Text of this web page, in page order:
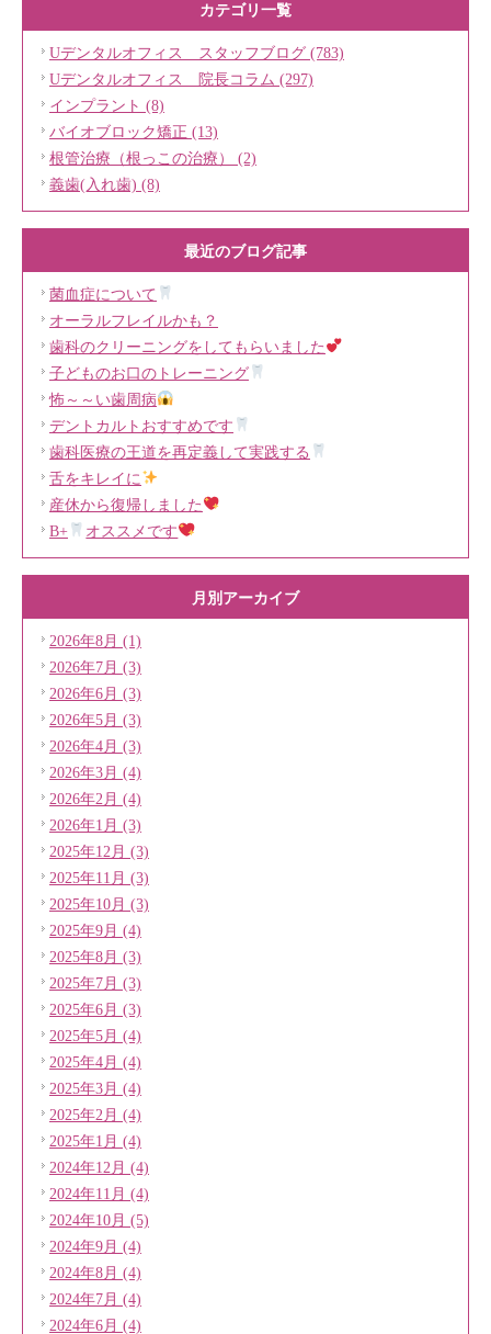
カテゴリ一覧
Uデンタルオフィス スタッフブログ (783)
Uデンタルオフィス 院長コラム (297)
インプラント (8)
バイオブロック矯正 (13)
根管治療（根っこの治療） (2)
義歯(入れ歯) (8)
最近のブログ記事
菌血症について
オーラルフレイルかも？
歯科のクリーニングをしてもらいました
子どものお口のトレーニング
怖～～い歯周病
デントカルトおすすめです
歯科医療の王道を再定義して実践する
舌をキレイに
産休から復帰しました
B+
オススメです
月別アーカイブ
2026年8月 (1)
2026年7月 (3)
2026年6月 (3)
2026年5月 (3)
2026年4月 (3)
2026年3月 (4)
2026年2月 (4)
2026年1月 (3)
2025年12月 (3)
2025年11月 (3)
2025年10月 (3)
2025年9月 (4)
2025年8月 (3)
2025年7月 (3)
2025年6月 (3)
2025年5月 (4)
2025年4月 (4)
2025年3月 (4)
2025年2月 (4)
2025年1月 (4)
2024年12月 (4)
2024年11月 (4)
2024年10月 (5)
2024年9月 (4)
2024年8月 (4)
2024年7月 (4)
2024年6月 (4)